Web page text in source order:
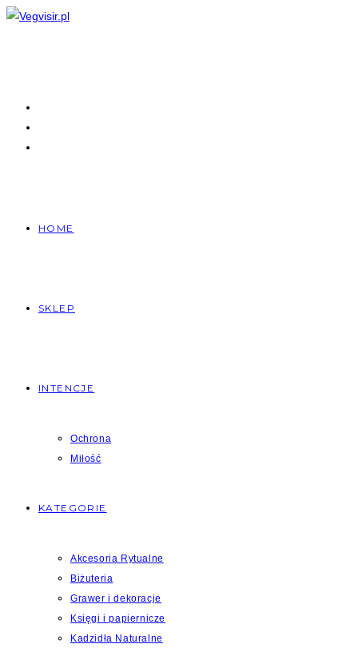
Skip
HOME
SKLEP
INTENCJE
Ochrona
Miłość
KATEGORIE
Akcesoria Rytualne
Biżuteria
Grawer i dekoracje
Księgi i papiernicze
Kadzidła Naturalne